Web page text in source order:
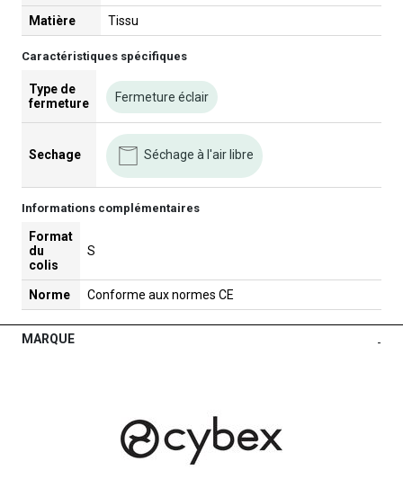
Matière Tissu
Caractéristiques spécifiques
Type de
fermeture
Fermeture éclair
Sechage Séchage à l'air libre
Informations complémentaires
Format
du
colis
S
Norme Conforme aux normes CE
MARQUE -